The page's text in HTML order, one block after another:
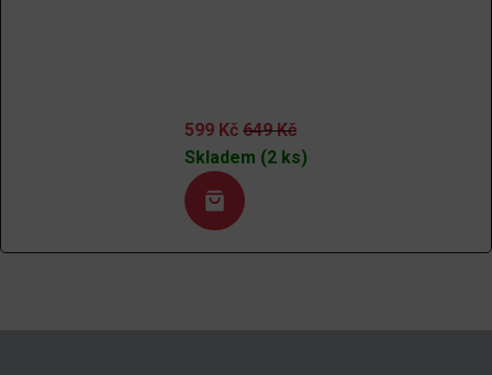
599 Kč 649Kč
Skladem (2 ks)